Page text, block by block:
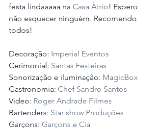
festa lindaaaaa na Casa Àtrio! Espero
não esquecer ninguém. Recomendo
todos!
Decoração: Imperial Eventos
Cerimonial: Santas Festeiras
Sonorização e iluminação: MagicBox
Gastronomia: Chef Sandro Santos
Video: Roger Andrade Filmes
Bartenders: Star show Produções
Garçons: Garçons e Cia